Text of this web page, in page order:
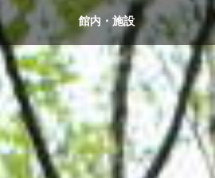
館内・施設